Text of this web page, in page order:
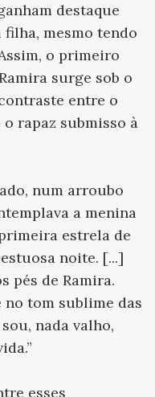
destaque
filha, mesmo tendo
o primeiro
surge sob o
entre o
rapaz submisso à
num arroubo
a menina
estrela de
noite. [...]
pés de Ramira.
tom sublime das
nada valho,
esses